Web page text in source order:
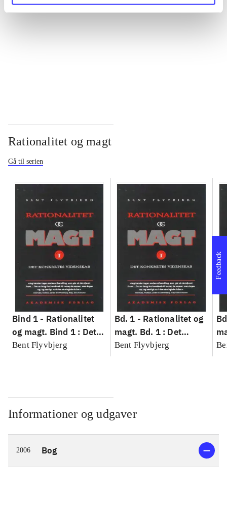
Rationalitet og magt
Gå til serien
Bind 1 - Rationalitet
og magt. Bind 1 : Det
konkretes videnskab
Bent Flyvbjerg
Bd. 1 - Rationalitet og
magt. Bd. 1 : Det
konkretes videnskab
Bent Flyvbjerg
Informationer og udgaver
2006 Bog
Feedback